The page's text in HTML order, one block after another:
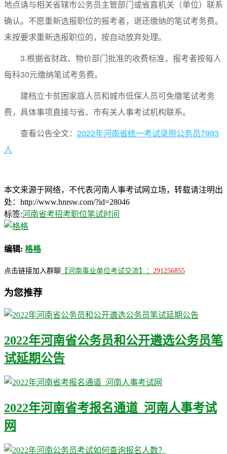
地点请与相关省辖市公务员主管部门或省直机关（单位）联系
确认。不愿重新选报职位的报考者，退还缴纳的笔试考务费。
未按要求重新选报职位的，按自动放弃处理。
3.根据省财政、物价部门批准的收费标准，报考者按每人
每科30元缴纳笔试考务费。
建档立卡贫困家庭人员和城市低保人员可免缴笔试考务
费，具体事项直接与省、市有关人事考试机构联系。
查看公告全文： 2022年河南省统一考试录用公务员7993
人
本文来源于网络，不代表河南人事考试网立场，转载请注明出
处：http://www.hnrsw.com/?id=28046
标签:河南省考招考职位笔试时间
编辑: 格格
点击链接加入群聊 【河南事业单位考试交流】： 291256855
为您推荐
2022年河南省公务员和公开遴选公务员笔
试延期公告
2022年河南省考报名通道_河南人事考试
网